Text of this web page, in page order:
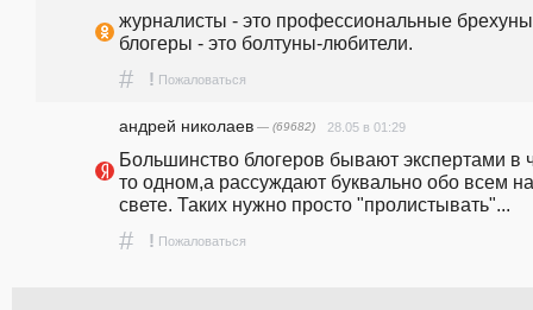
журналисты - это профессиональные
блогеры - это болтуны-любители.
# ! Пожаловаться
андpeй николаев — (69682) 28.05 в 01:29
Большинство блогеров бывают экспертами в
то одном,а рассуждают буквально обо всем на
свете. Таких нужно просто "пролистывать"...
# ! Пожаловаться